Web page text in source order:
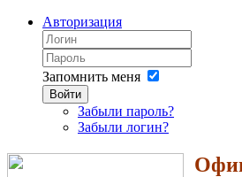
Авторизация
Запомнить меня
Войти
Забыли пароль?
Забыли логин?